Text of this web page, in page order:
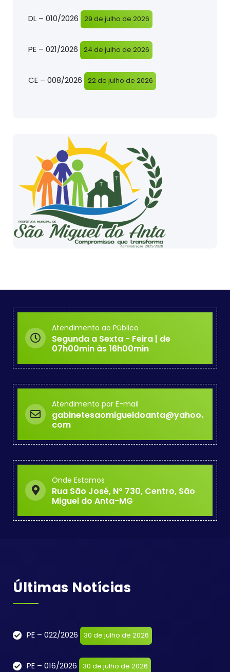
DL – 010/2026 29 de julho de 2026
PE – 021/2026 24 de julho de 2026
CE – 008/2026 22 de julho de 2026
Atendimento ao Público
Segunda a Sexta - Feira | de
07h00min às 16h00min
Atendimento por E-mail
gabinetesaomigueldoanta@yahoo.
com
Onde Estamos
Rua São José, Nº 730, Centro, São
Miguel do Anta-MG
Últimas Notícias
PE – 022/2026 30 de julho de 2026
PE – 016/2026 30 de julho de 2026